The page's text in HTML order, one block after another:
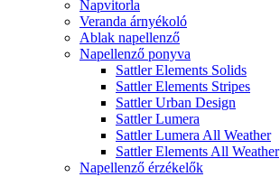
Napvitorla
Veranda árnyékoló
Ablak napellenző
Napellenző ponyva
Sattler Elements Solids
Sattler Elements Stripes
Sattler Urban Design
Sattler Lumera
Sattler Lumera All Weather
Sattler Elements All Weather
Napellenző érzékelők